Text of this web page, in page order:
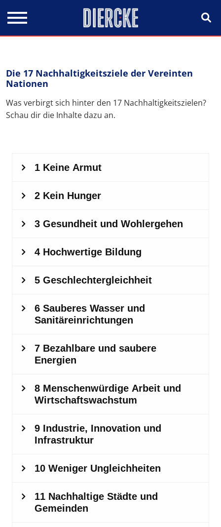
Die 17 Nachhaltigkeitsziele der Vereinten
Nationen
Was verbirgt sich hinter den 17 Nachhaltigkeitszielen?
Schau dir die Inhalte dazu an.